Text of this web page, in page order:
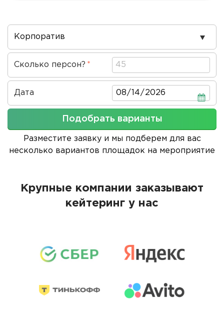
Повод
проведения
Сколько персон?
Дата Дата
Подобрать варианты
Разместите заявку и мы подберем для вас
несколько вариантов площадок на мероприятие
Крупные компании заказывают
кейтеринг у нас